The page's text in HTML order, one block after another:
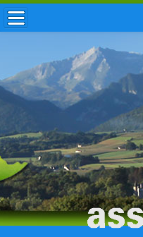
ACCUEIL / INFOS
MUNICIPALITÉ
VIE LOCALE
ENFANCE
TOURISME
HISTOIRE